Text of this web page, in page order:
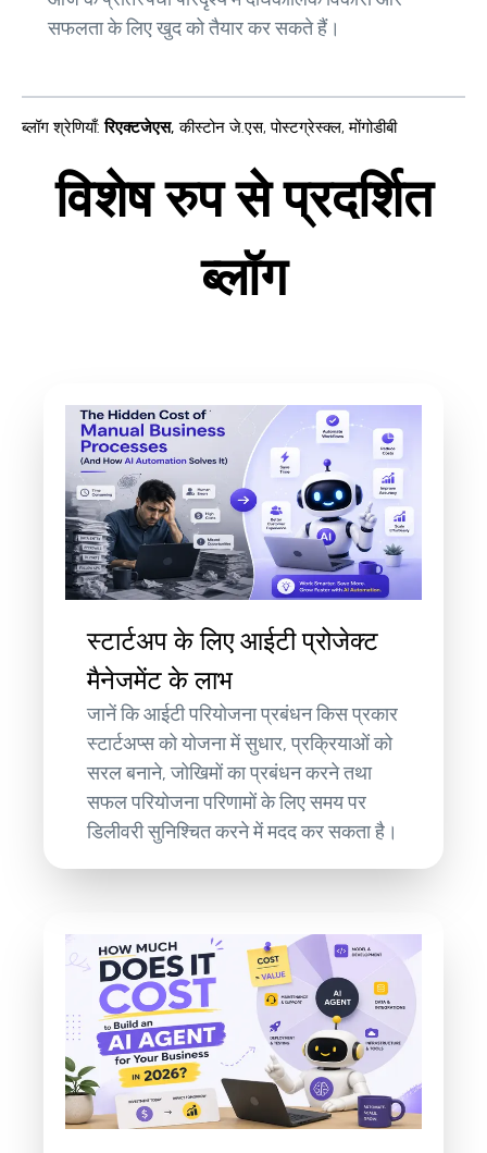
सफलता के लिए खुद को तैयार कर सकते हैं।
ब्लॉग श्रेणियाँ: रिएक्टजेएस, कीस्टोन जे.एस,पोस्टग्रेस्क्ल,मोंगोडीबी
विशेष रुप से प्रदर्शित
ब्लॉग
स्टार्टअप के लिए आईटी प्रोजेक्ट
मैनेजमेंट के लाभ
जानें कि आईटी परियोजना प्रबंधन किस प्रकार
स्टार्टअप्स को योजना में सुधार, प्रक्रियाओं को
सरल बनाने, जोखिमों का प्रबंधन करने तथा
सफल परियोजना परिणामों के लिए समय पर
डिलीवरी सुनिश्चित करने में मदद कर सकता है।